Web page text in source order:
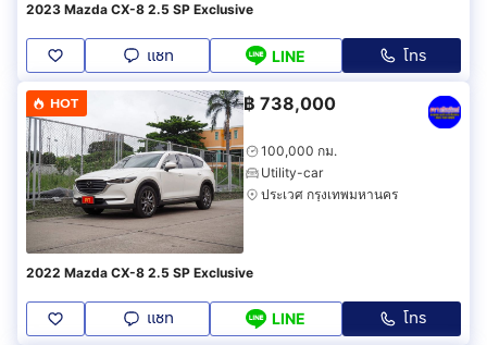
2023 Mazda CX-8 2.5 SP Exclusive
แชท LINE โทร
HOT ฿ 738,000
100,000 กม.
Utility-car
ประเวศ กรุงเทพมหานคร
2022 Mazda CX-8 2.5 SP Exclusive
แชท LINE โทร